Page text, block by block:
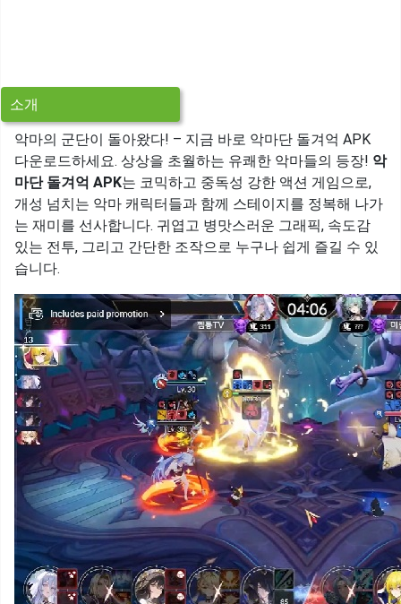
소개
악마의 군단이 돌아왔다! – 지금 바로 악마단 돌겨억 APK
다운로드하세요. 상상을 초월하는 유쾌한 악마들의 등장! 악
마단 돌겨억 APK는 코믹하고 중독성 강한 액션 게임으로,
개성 넘치는 악마 캐릭터들과 함께 스테이지를 정복해 나가
는 재미를 선사합니다. 귀엽고 병맛스러운 그래픽, 속도감
있는 전투, 그리고 간단한 조작으로 누구나 쉽게 즐길 수 있
습니다.